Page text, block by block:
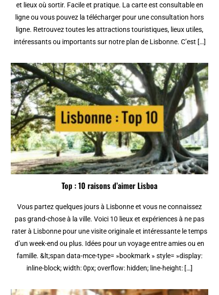
et lieux où sortir. Facile et pratique. La carte est consultable en
ligne ou vous pouvez la télécharger pour une consultation hors
ligne. Retrouvez toutes les attractions touristiques, lieux utiles,
intéressants ou importants sur notre plan de Lisbonne. C’est […]
Top : 10 raisons d’aimer Lisboa
Vous partez quelques jours à Lisbonne et vous ne connaissez
pas grand-chose à la ville. Voici 10 lieux et expériences à ne pas
rater à Lisbonne pour une visite originale et intéressante le temps
d’un week-end ou plus. Idées pour un voyage entre amies ou en
famille. &lt;span data-mce-type= »bookmark » style= »display:
inline-block; width: 0px; overflow: hidden; line-height: […]